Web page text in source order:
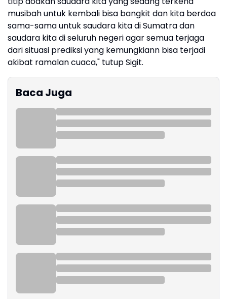
musibah untuk kembali bisa bangkit dan kita berdoa
sama-sama untuk saudara kita di Sumatra dan
saudara kita di seluruh negeri agar semua terjaga
dari situasi prediksi yang kemungkiann bisa terjadi
akibat ramalan cuaca," tutup Sigit.
Baca Juga